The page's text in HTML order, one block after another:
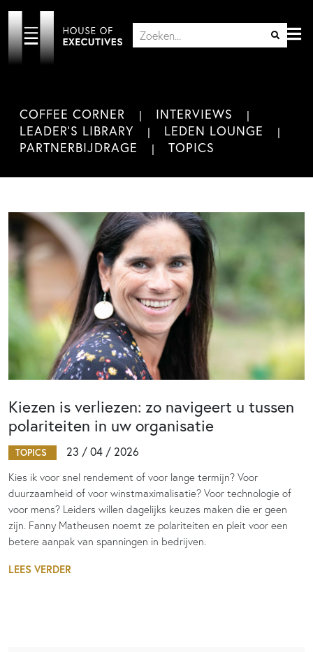
COFFEE CORNER
INTERVIEWS
LEADER'S LIBRARY
LEDEN LOUNGE
PARTNERBIJDRAGE
TOPICS
Kiezen is verliezen: zo navigeert u tussen
polariteiten in uw organisatie
TOPICS 23 / 04 / 2026
Kies ik voor snel rendement of voor lange termijn? Voor
duurzaamheid of voor winstmaximalisatie? Voor technologie of
voor mens? Leiders willen dagelijks keuzes maken die er geen
zijn. Fanny Matheusen noemt ze polariteiten en pleit voor een
betere aanpak van spanningen in bedrijven.
LEES VERDER